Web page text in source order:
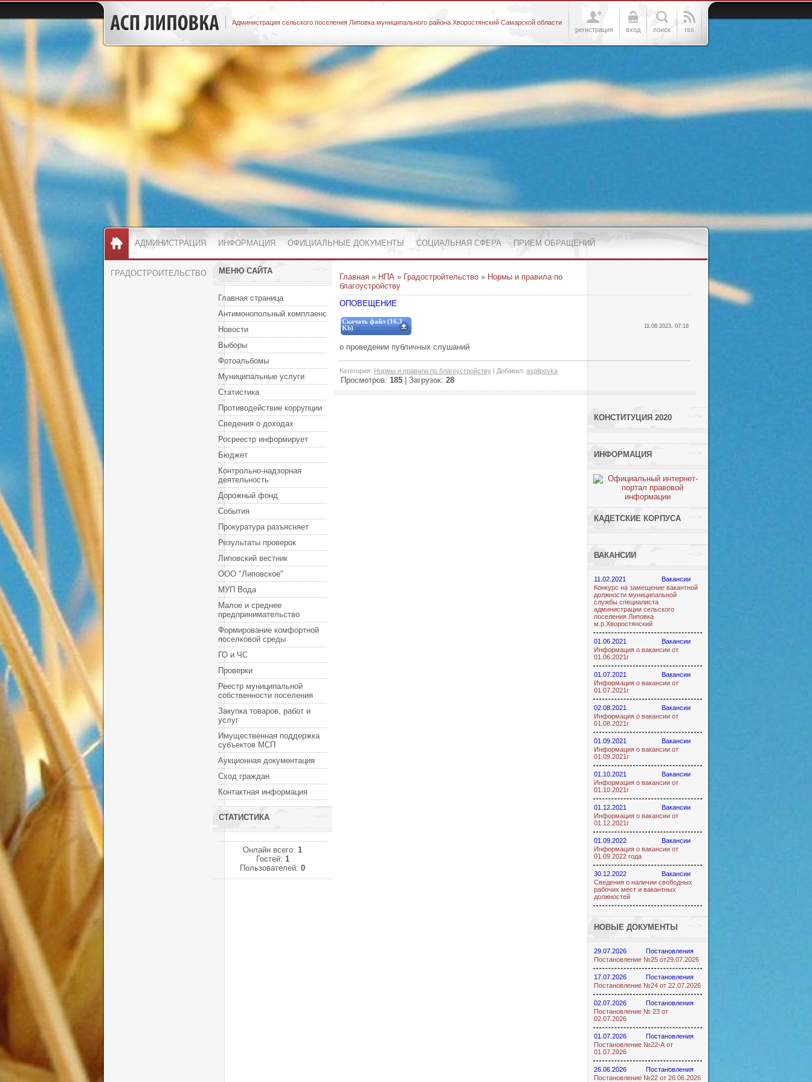
Администрация сельского поселения Липовка муниципального района Хворостянский Самарской области
регистрация
вход поиск rss
АДМИНИСТРАЦИЯ ИНФОРМАЦИЯ ОФИЦИАЛЬНЫЕ ДОКУМЕНТЫ СОЦИАЛЬНАЯ СФЕРА ПРИЕМ ОБРАЩЕНИЙ
ГРАДОСТРОИТЕЛЬСТВО МЕНЮ САЙТА
Главная страница
Антимонопольный комплаенс
Новости
Выборы
Фотоальбомы
Муниципальные услуги
Статистика
Противодействие коррупции
Сведения о доходах
Росреестр информирует
Бюджет
Контрольно-надзорная
деятельность
Дорожный фонд
События
Прокуратура разъясняет
Результаты проверок
Липовский вестник
ООО "Липовское"
МУП Вода
Малое и среднее
предпринимательство
Формирование комфортной
поселковой среды
ГО и ЧС
Проверки
Реестр муниципальной
собственности поселения
Закупка товаров, работ и
услуг
Имущественная поддержка
субъектов МСП
Аукционная документация
Сход граждан
Контактная информация
СТАТИСТИКА
Онлайн всего: 1
Гостей: 1
Пользователей: 0
Главная » НПА » Градостройтельство » Нормы и правила по
благоустройству
ОПОВЕЩЕНИЕ
Скачать файл (16.3
Kb)
11.08.2023, 07:18
о проведении публичных слушаний
Категория: Нормы и правила по благоустройству | Добавил: asplipovka
Просмотров: 185 Загрузок: 28
КОНСТИТУЦИЯ 2020
ИНФОРМАЦИЯ
КАДЕТСКИЕ КОРПУСА
ВАКАНСИИ
11.02.2021
Вакансии
Конкурс на замещение вакантной
должности муниципальной
службы специалиста
администрации сельского
поселения Липовка
м.р.Хворостянский
01.06.2021
Вакансии
Информация о вакансии от
01.06.2021г
01.07.2021
Вакансии
Информация о вакансии от
01.07.2021г
02.08.2021
Вакансии
Информация о вакансии от
01.08.2021г
01.09.2021
Вакансии
Информация о вакансии от
01.09.2021г
01.10.2021
Вакансии
Информация о вакансии от
01.10.2021г
01.12.2021
Вакансии
Информация о вакансии от
01.12.2021г
01.09.2022
Вакансии
Информация о вакансии от
01.09.2022 года
30.12.2022
Вакансии
Сведения о наличии свободных
рабочих мест и вакантных
должностей
НОВЫЕ ДОКУМЕНТЫ
29.07.2026
Постановления
Постановление №25 от29.07.2026
17.07.2026
Постановления
Постановление №24 от 22.07.2026
02.07.2026
Постановления
Постановление № 23 от
02.07.2026
01.07.2026
Постановления
Постановление №22-А от
01.07.2026
26.06.2026
Постановления
Постановление №22 от 26.06.2026